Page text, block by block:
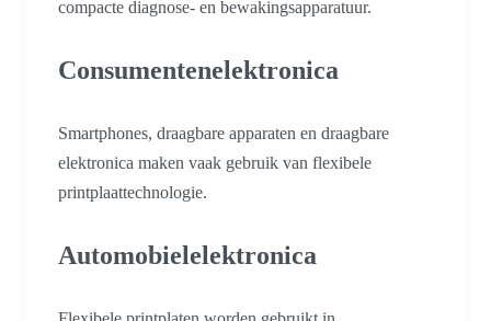
compacte diagnose- en bewakingsapparatuur.
Consumentenelektronica
Smartphones, draagbare apparaten en draagbare
elektronica maken vaak gebruik van flexibele
printplaattechnologie.
Automobielelektronica